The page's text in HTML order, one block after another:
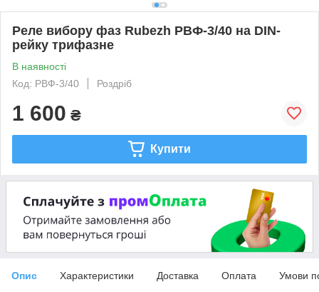
Реле вибору фаз Rubezh РВФ-3/40 на DIN-
рейку трифазне
В наявності
Код: РВФ-3/40
Роздріб
1 600 ₴
Купити
Опис Характеристики Доставка Оплата Умови